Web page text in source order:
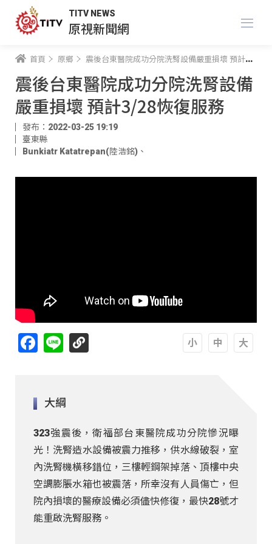
TITV NEWS
原視新聞網
首頁 原鄉 震後台東醫院成功分院洗腎設備嚴重損壞 預計3/28恢復服務
震後台東醫院成功分院洗腎設備
嚴重損壞 預計3/28恢復服務
發布：2022-03-25 19:19
臺東縣
Bunkiatr Katatrepan(陸浩銘) 、
Facebook
Line
大綱
323強震後，衛福部台東醫院成功分院慘況曝
光！洗腎造水設備被震力推移，供水線破裂，室
內洗腎機橫移錯位，三樓輕鋼架掉落、頂樓中央
空調膨脹水箱也被震落，所幸沒有人員傷亡，但
院內損壞的醫療設備必須儘快修復，最快28號才
能重啟洗腎服務。